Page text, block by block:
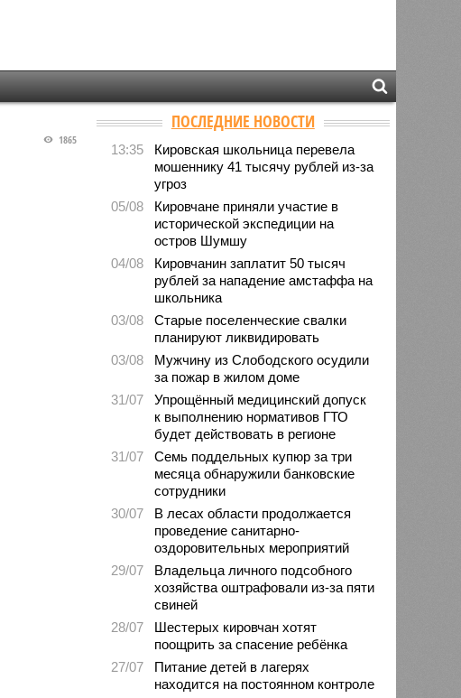
1865
ПОСЛЕДНИЕ НОВОСТИ
13:35
Кировская школьница перевела
мошеннику 41 тысячу рублей из-за
угроз
05/08
Кировчане приняли участие в
исторической экспедиции на
остров Шумшу
04/08
Кировчанин заплатит 50 тысяч
рублей за нападение амстаффа на
школьника
03/08
Старые поселенческие свалки
планируют ликвидировать
03/08
Мужчину из Слободского осудили
за пожар в жилом доме
31/07
Упрощённый медицинский допуск
к выполнению нормативов ГТО
будет действовать в регионе
31/07
Семь поддельных купюр за три
месяца обнаружили банковские
сотрудники
30/07
В лесах области продолжается
проведение санитарно-
оздоровительных мероприятий
29/07
Владельца личного подсобного
хозяйства оштрафовали из-за пяти
свиней
28/07
Шестерых кировчан хотят
поощрить за спасение ребёнка
27/07
Питание детей в лагерях
находится на постоянном контроле